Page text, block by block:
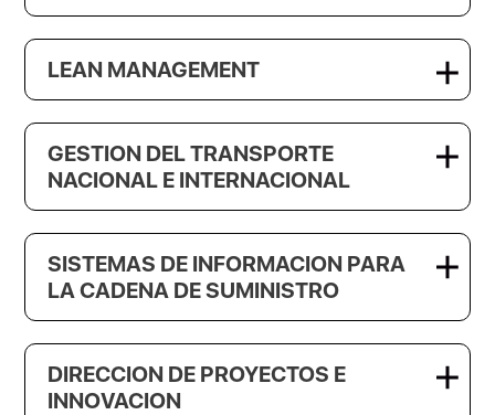
LEAN MANAGEMENT
GESTION DEL TRANSPORTE
NACIONAL E INTERNACIONAL
SISTEMAS DE INFORMACION PARA
LA CADENA DE SUMINISTRO
DIRECCION DE PROYECTOS E
INNOVACION